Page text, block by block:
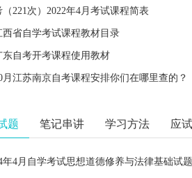
（221次）2022年4月考试课程简表
西省自学考试课程教材目录
东自考开考课程使用教材
月江苏南京自考课程安排你们在哪里查的？
题 笔记串讲 学习方法 应
年4月自学考试思想道德修养与法律基础试题